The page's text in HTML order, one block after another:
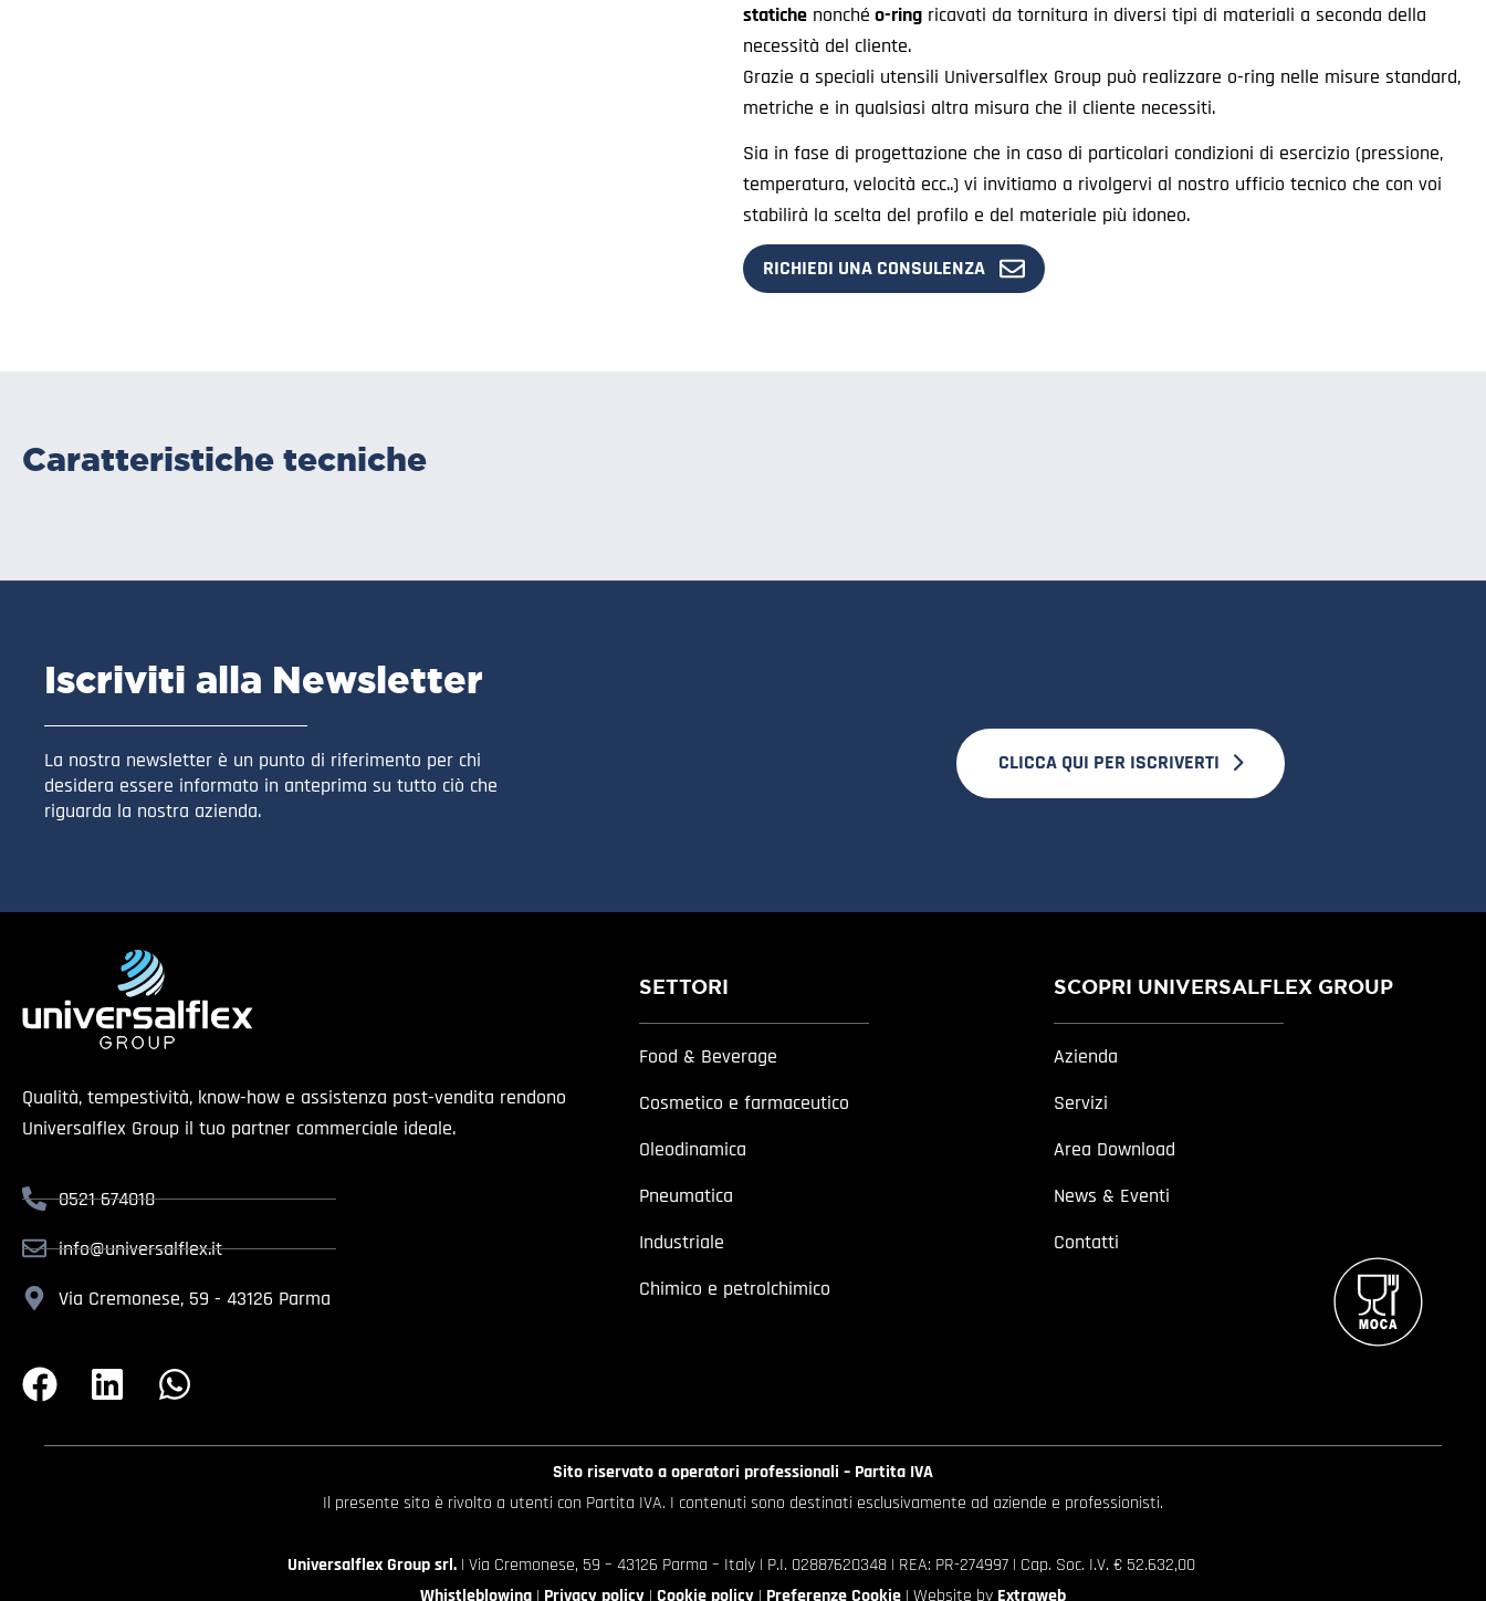
statiche nonché o-ring ricavati da tornitura in diversi tipi di materiali a seconda della
necessità del cliente.
Grazie a speciali utensili Universalflex Group può realizzare o-ring nelle misure standard,
metriche e in qualsiasi altra misura che il cliente necessiti.
Sia in fase di progettazione che in caso di particolari condizioni di esercizio (pressione,
temperatura, velocità ecc..) vi invitiamo a rivolgervi al nostro ufficio tecnico che con voi
stabilirà la scelta del profilo e del materiale più idoneo.
RICHIEDI UNA CONSULENZA
Caratteristiche tecniche
Iscriviti alla Newsletter
La nostra newsletter è un punto di riferimento per chi
desidera essere informato in anteprima su tutto ciò che
riguarda la nostra azienda.
CLICCA QUI PER ISCRIVERTI
Qualità, tempestività, know-how e assistenza post-vendita rendono
Universalflex Group il tuo partner commerciale ideale.
0521 674018
info@universalflex.it
Via Cremonese, 59 - 43126 Parma
SETTORI
Food & Beverage
Cosmetico e farmaceutico
Oleodinamica
Pneumatica
Industriale
Chimico e petrolchimico
SCOPRI UNIVERSALFLEX GROUP
Azienda
Servizi
Area Download
News & Eventi
Contatti
Sito riservato a operatori professionali – Partita IVA
Il presente sito è rivolto a utenti con Partita IVA. I contenuti sono destinati esclusivamente ad aziende e professionisti.
Universalflex Group srl.| Via Cremonese, 59 – 43126 Parma – Italy | P.I. 02887620348 | REA: PR-274997 | Cap. Soc. I.V. € 52.632,00
Whistleblowing | Privacy policy | Cookie policy | Preferenze Cookie | Website by Extraweb